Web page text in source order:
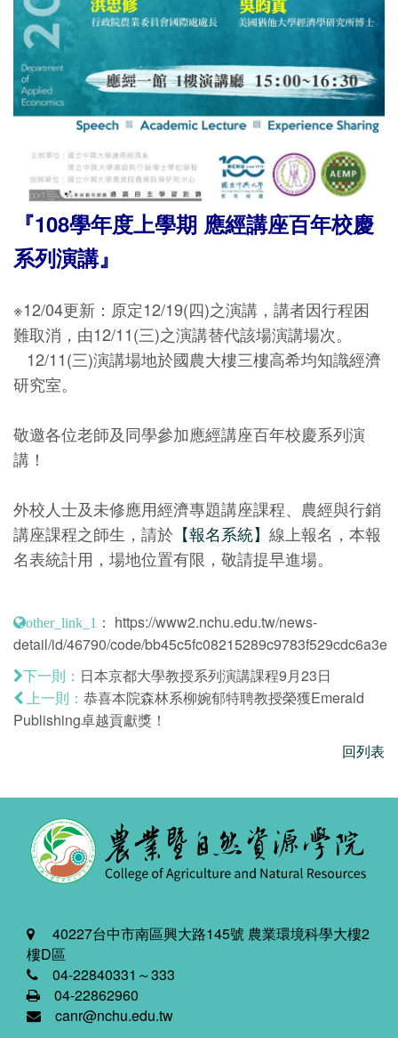
『108學年度上學期 應經講座百年校慶
系列演講』
※12/04更新：原定12/19(四)之演講，講者因行程困
難取消，由12/11(三)之演講替代該場演講場次。
12/11(三)演講場地於國農大樓三樓高希均知識經濟
研究室。
敬邀各位老師及同學參加應經講座百年校慶系列演
講！
外校人士及未修應用經濟專題講座課程、農經與行銷
講座課程之師生，請於 【報名系統】 線上報名，本報
名表統計用，場地位置有限，敬請提早進場。
other_link_1 ： https://www2.nchu.edu.tw/news-
detail/id/46790/code/bb45c5fc08215289c9783f529cdc6a3e
下一則： 日本京都大學教授系列演講課程9月23日
上一則： 恭喜本院森林系柳婉郁特聘教授榮獲Emerald
Publishing卓越貢獻獎！
回列表
40227台中市南區興大路145號 農業環境科學大樓2
樓D區
04-22840331～333
04-22862960
canr@nchu.edu.tw